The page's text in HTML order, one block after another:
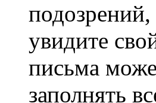
увидите
письма
заполнять